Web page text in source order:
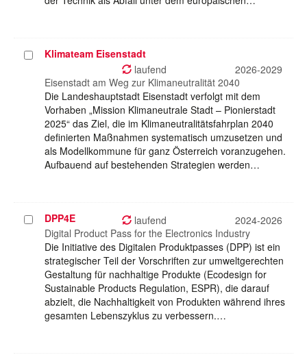
ProjektKlimateam Eisenstadt
laufend
2026-2029
Eisenstadt am Weg zur Klimaneutralität 2040
Die Landeshauptstadt Eisenstadt verfolgt mit dem
Vorhaben „Mission Klimaneutrale Stadt – Pionierstadt
2025“ das Ziel, die im Klimaneutralitätsfahrplan 2040
definierten Maßnahmen systematisch umzusetzen und
als Modellkommune für ganz Österreich voranzugehen.
Aufbauend auf bestehenden Strategien werden…
Projekt
auswählen
DPP4E laufend
2024-2026
Digital Product Pass for the Electronics Industry
Die Initiative des Digitalen Produktpasses (DPP) ist ein
strategischer Teil der Vorschriften zur umweltgerechten
Gestaltung für nachhaltige Produkte (Ecodesign for
Sustainable Products Regulation, ESPR), die darauf
abzielt, die Nachhaltigkeit von Produkten während ihres
gesamten Lebenszyklus zu verbessern.…